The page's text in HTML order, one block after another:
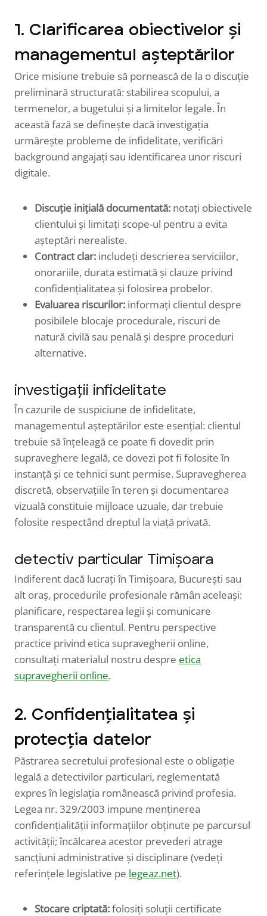
1. Clarificarea obiectivelor și
managementul așteptărilor
Orice misiune trebuie să pornească de la o discuție
preliminară structurată: stabilirea scopului, a
termenelor, a bugetului și a limitelor legale. În
această fază se definește dacă investigația
urmărește probleme de infidelitate, verificări
background angajați sau identificarea unor riscuri
digitale.
Discuție inițială documentată: notați obiectivele
clientului și limitați scope-ul pentru a evita
așteptări nerealiste.
Contract clar: includeți descrierea serviciilor,
onorariile, durata estimată și clauze privind
confidențialitatea și folosirea probelor.
Evaluarea riscurilor: informați clientul despre
posibilele blocaje procedurale, riscuri de
natură civilă sau penală și despre proceduri
alternative.
investigații infidelitate
În cazurile de suspiciune de infidelitate,
managementul așteptărilor este esențial: clientul
trebuie să înțeleagă ce poate fi dovedit prin
supraveghere legală, ce dovezi pot fi folosite în
instanță și ce tehnici sunt permise. Supravegherea
discretă, observațiile în teren și documentarea
vizuală constituie mijloace uzuale, dar trebuie
folosite respectând dreptul la viață privată.
detectiv particular Timișoara
Indiferent dacă lucrați în Timișoara, București sau
alt oraș, procedurile profesionale rămân aceleași:
planificare, respectarea legii și comunicare
transparentă cu clientul. Pentru perspective
practice privind etica supravegherii online,
consultați materialul nostru despre etica
supravegherii online.
2. Confidențialitatea și
protecția datelor
Păstrarea secretului profesional este o obligație
legală a detectivilor particulari, reglementată
expres în legislația românească privind profesia.
Legea nr. 329/2003 impune menținerea
confidențialității informațiilor obținute pe parcursul
activității; încălcarea acestor prevederi atrage
sancțiuni administrative și disciplinare (vedeți
referințele legislative pe legeaz.net).
Stocare criptată:folosiți soluții certificate